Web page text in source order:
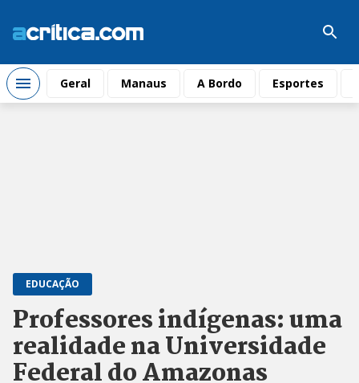
Geral Manaus A Bordo Esportes
EDUCAÇÃO
Professores indígenas: uma
realidade na Universidade
Federal do Amazonas